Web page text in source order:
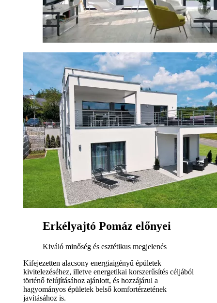
Erkélyajtó Pomáz előnyei
Kiváló minőség és esztétikus megjelenés
Kifejezetten alacsony energiaigényű épületek
kivitelezéséhez, illetve energetikai korszerűsítés céljából
történő felújításához ajánlott, és hozzájárul a
hagyományos épületek belső komfortérzetének
javításához is.